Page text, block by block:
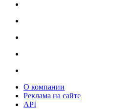
О компании
Реклама на сайте
API